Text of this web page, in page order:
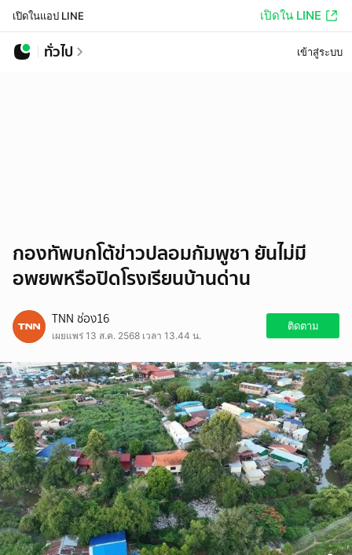
เปิดในแอป LINE เปิดใน LINE
ทั่วไป เข้าสู่ระบบ
กองทัพบกโต้ข่าวปลอมกัมพูชา ยันไม่มี
อพยพหรือปิดโรงเรียนบ้านด่าน
TNN ช่อง16
เผยแพร่ 13 ส.ค. 2568 เวลา 13.44 น.
ติดตาม